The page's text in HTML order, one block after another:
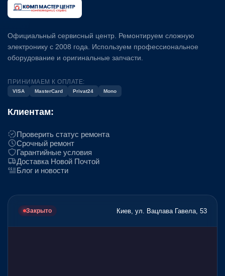
Официальный сервисный центр. Ремонтируем сложную
электронику с 2008 года. Используем профессиональное
оборудование и оригинальные запчасти.
ПРИНИМАЕМ К ОПЛАТЕ:
VISA MasterCard Privat24 Mono
Клиентам:
Проверить статус ремонта
Срочный ремонт
Гарантийные условия
Доставка Новой Почтой
Блог и новости
Закрыто Киев, ул. Вацлава Гавела, 53